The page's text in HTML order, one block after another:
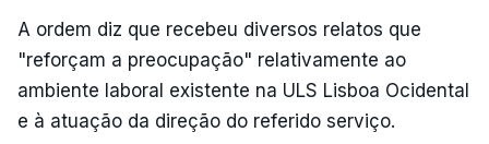
A ordem diz que recebeu diversos relatos que
"reforçam a preocupação" relativamente ao
ambiente laboral existente na ULS Lisboa Ocidental
e à atuação da direção do referido serviço.